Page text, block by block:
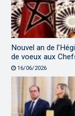
Nouvel an de
de voeux aux
16/06/2026